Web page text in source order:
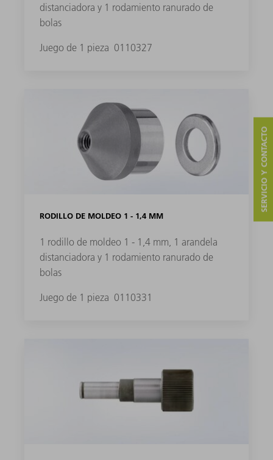
distanciadora y 1 rodamiento ranurado de
bolas
Juego de 1 pieza 0110327
RODILLO DE MOLDEO 1 - 1,4 MM
1 rodillo de moldeo 1 - 1,4 mm, 1 arandela
distanciadora y 1 rodamiento ranurado de
bolas
Juego de 1 pieza 0110331
SERVICIO Y CONTACTO